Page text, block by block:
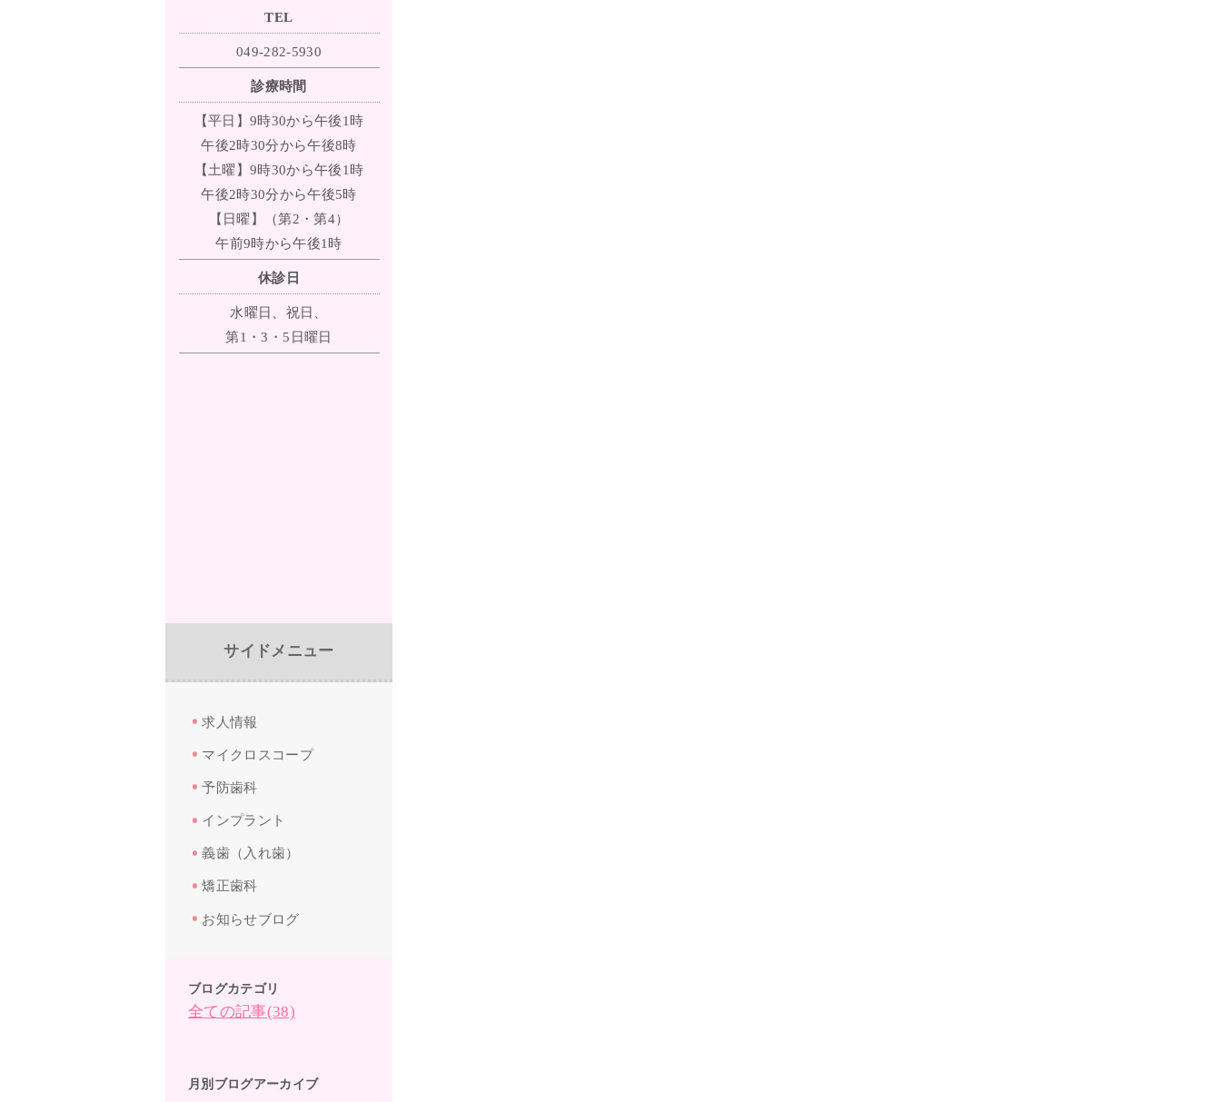
TEL
049-282-5930
診療時間
【平日】9時30から午後1時
午後2時30分から午後8時
【土曜】9時30から午後1時
午後2時30分から午後5時
【日曜】（第2・第4）
午前9時から午後1時
休診日
水曜日、祝日、
第1・3・5日曜日
サイドメニュー
求人情報
マイクロスコープ
予防歯科
インプラント
義歯（入れ歯）
矯正歯科
お知らせブログ
ブログカテゴリ
全ての記事(38)
月別ブログアーカイブ